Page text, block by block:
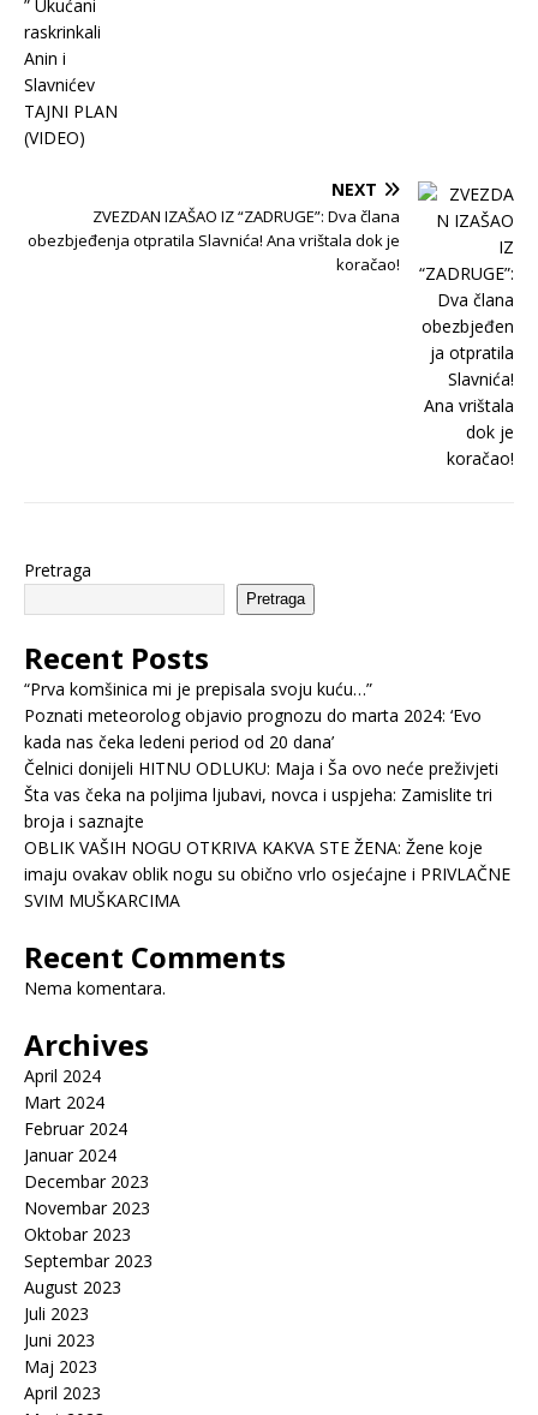
NEXT
ZVEZDAN IZAŠAO IZ “ZADRUGE”: Dva člana
obezbjeđenja otpratila Slavnića! Ana vrištala dok je
koračao!
Pretraga
Pretraga
Recent Posts
“Prva komšinica mi je prepisala svoju kuću…”
Poznati meteorolog objavio prognozu do marta 2024: ‘Evo
kada nas čeka ledeni period od 20 dana’
Čelnici donijeli HITNU ODLUKU: Maja i Ša ovo neće preživjeti
Šta vas čeka na poljima ljubavi, novca i uspjeha: Zamislite tri
broja i saznajte
OBLIK VAŠIH NOGU OTKRIVA KAKVA STE ŽENA: Žene koje
imaju ovakav oblik nogu su obično vrlo osjećajne i PRIVLAČNE
SVIM MUŠKARCIMA
Recent Comments
Nema komentara.
Archives
April 2024
Mart 2024
Februar 2024
Januar 2024
Decembar 2023
Novembar 2023
Oktobar 2023
Septembar 2023
August 2023
Juli 2023
Juni 2023
Maj 2023
April 2023